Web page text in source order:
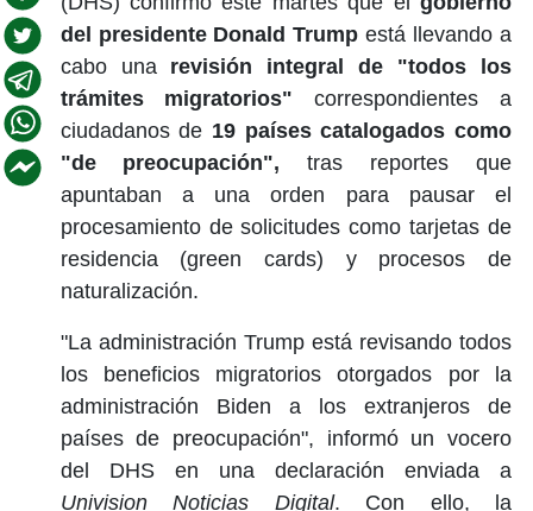
del presidente Donald Trumpestá llevando a
cabo una revisión integral de "todos los
trámites migratorios"correspondientes a
ciudadanos de 19 países catalogados como
"de preocupación", tras reportes que
apuntaban a una orden para pausar el
procesamiento de solicitudes como tarjetas de
residencia (green cards) y procesos de
naturalización.
"La administración Trump está revisando todos
los beneficios migratorios otorgados por la
administración Biden a los extranjeros de
países de preocupación", informó un vocero
del DHS en una declaración enviada a
Univision Noticias Digital. Con ello, la